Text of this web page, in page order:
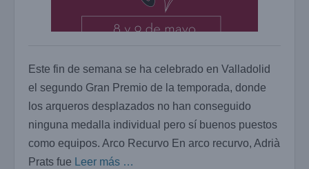
Este fin de semana se ha celebrado en Valladolid
el segundo Gran Premio de la temporada, donde
los arqueros desplazados no han conseguido
ninguna medalla individual pero sí buenos puestos
como equipos. Arco Recurvo En arco recurvo, Adrià
Prats fue
Leer más …